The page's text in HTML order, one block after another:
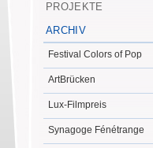
PROJEKTE
ARCHIV
Festival Colors of Pop
ArtBrücken
Lux-Filmpreis
Synagoge Fénétrange